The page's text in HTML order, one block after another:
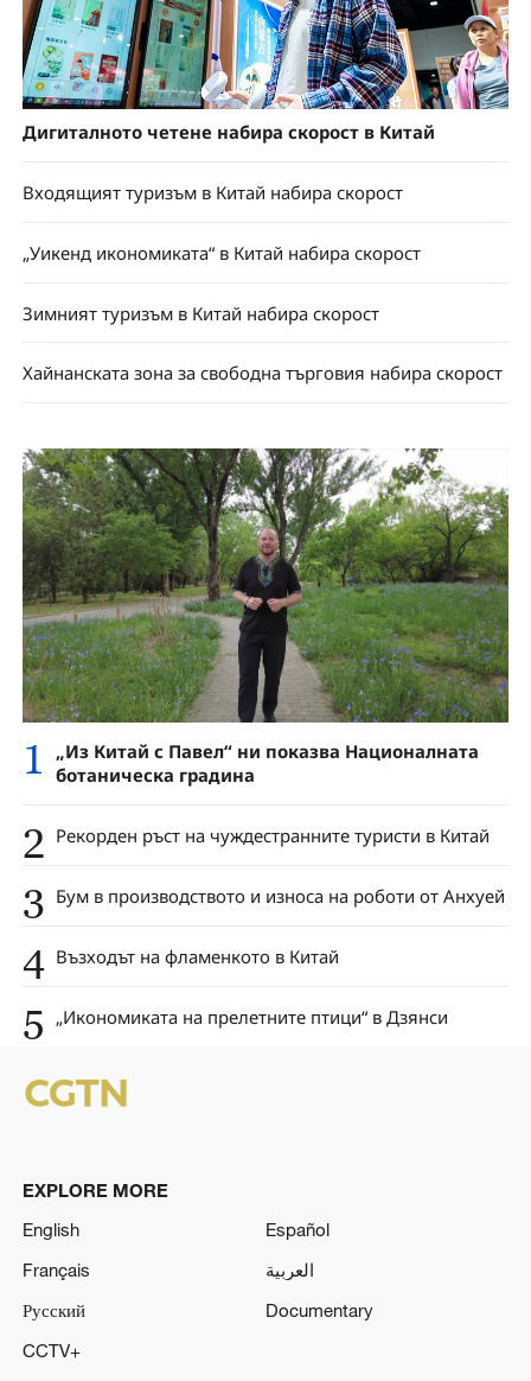
Дигиталното четене набира скорост в Китай
Входящият туризъм в Китай набира скорост
„Уикенд икономиката“ в Китай набира скорост
Зимният туризъм в Китай набира скорост
Хайнанската зона за свободна търговия набира скорост
1
„Из Китай с Павел“ ни показва Националната
ботаническа градина
2 Рекорден ръст на чуждестранните туристи в Китай
3 Бум в производството и износа на роботи от Анхуей
4 Възходът на фламенкото в Китай
5 „Икономиката на прелетните птици“ в Дзянси
EXPLORE MORE
English
Español
Français
العربية
Русский
Documentary
CCTV+